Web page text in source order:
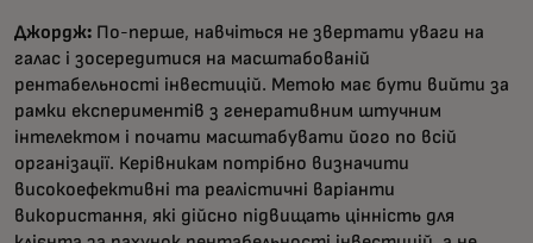
Джордж: По-перше, навчіться не звертати уваги на
галас і зосередитися на масштабованій
рентабельності інвестицій. Метою має бути вийти за
рамки експериментів з генеративним штучним
інтелектом і почати масштабувати його по всій
організації. Керівникам потрібно визначити
високоефективні та реалістичні варіанти
використання, які дійсно підвищать цінність для